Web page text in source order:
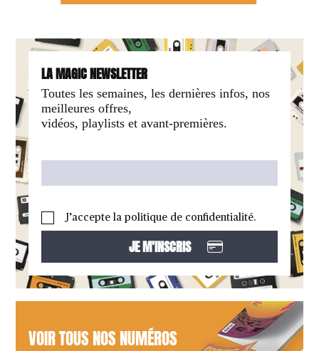
LA MAGIC NEWSLETTER
Toutes les semaines, les dernières infos, nos
meilleures offres,
vidéos, playlists et avant-premières.
J’accepte la politique de confidentialité.
VOIR TOUS NOS NUMÉROS